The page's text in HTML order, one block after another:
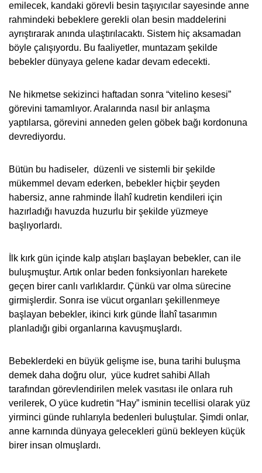
emilecek, kandaki görevli besin taşıyıcılar sayesinde anne
rahmindeki bebeklere gerekli olan besin maddelerini
ayrıştırarak anında ulaştırılacaktı. Sistem hiç aksamadan
böyle çalışıyordu. Bu faaliyetler, muntazam şekilde
bebekler dünyaya gelene kadar devam edecekti.
Ne hikmetse sekizinci haftadan sonra “vitelino kesesi”
görevini tamamlıyor. Aralarında nasıl bir anlaşma
yaptılarsa, görevini anneden gelen göbek bağı kordonuna
devrediyordu.
Bütün bu hadiseler, düzenli ve sistemli bir şekilde
mükemmel devam ederken, bebekler hiçbir şeyden
habersiz, anne rahminde İlahî kudretin kendileri için
hazırladığı havuzda huzurlu bir şekilde yüzmeye
başlıyorlardı.
İlk kırk gün içinde kalp atışları başlayan bebekler, can ile
buluşmuştur. Artık onlar beden fonksiyonları harekete
geçen birer canlı varlıklardır. Çünkü var olma sürecine
girmişlerdir. Sonra ise vücut organları şekillenmeye
başlayan bebekler, ikinci kırk günde İlahî tasarımın
planladığı gibi organlarına kavuşmuşlardı.
Bebeklerdeki en büyük gelişme ise, buna tarihi buluşma
demek daha doğru olur, yüce kudret sahibi Allah
tarafından görevlendirilen melek vasıtası ile onlara ruh
verilerek, O yüce kudretin “Hay” isminin tecellisi olarak yüz
yirminci günde ruhlarıyla bedenleri buluştular. Şimdi onlar,
anne karnında dünyaya gelecekleri günü bekleyen küçük
birer insan olmuşlardı.